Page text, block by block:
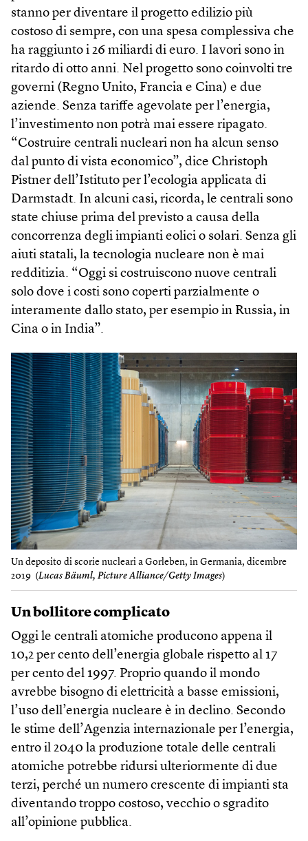
stanno per diventare il progetto edilizio più
costoso di sempre, con una spesa complessiva che
ha raggiunto i 26 miliardi di euro. I lavori sono in
ritardo di otto anni. Nel progetto sono coinvolti tre
governi (Regno Unito, Francia e Cina) e due
aziende. Senza tariffe agevolate per l’energia,
l’investimento non potrà mai essere ripagato.
“Costruire centrali nucleari non ha alcun senso
dal punto di vista economico”, dice Christoph
Pistner dell’Istituto per l’ecologia applicata di
Darmstadt. In alcuni casi, ricorda, le centrali sono
state chiuse prima del previsto a causa della
concorrenza degli impianti eolici o solari. Senza gli
aiuti statali, la tecnologia nucleare non è mai
redditizia. “Oggi si costruiscono nuove centrali
solo dove i costi sono coperti parzialmente o
interamente dallo stato, per esempio in Russia, in
Cina o in India”.
Un deposito di scorie nucleari a Gorleben, in Germania, dicembre
2019 (Lucas Bäuml, Picture Alliance/Getty Images)
Un bollitore complicato
Oggi le centrali atomiche producono appena il
10,2 per cento dell’energia globale rispetto al 17
per cento del 1997. Proprio quando il mondo
avrebbe bisogno di elettricità a basse emissioni,
l’uso dell’energia nucleare è in declino. Secondo
le stime dell’Agenzia internazionale per l’energia,
entro il 2040 la produzione totale delle centrali
atomiche potrebbe ridursi ulteriormente di due
terzi, perché un numero crescente di impianti sta
diventando troppo costoso, vecchio o sgradito
all’opinione pubblica.